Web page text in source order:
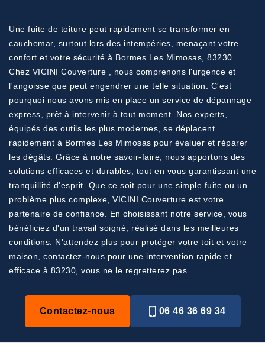
Une fuite de toiture peut rapidement se transformer en
cauchemar, surtout lors des intempéries, menaçant votre
confort et votre sécurité à Bormes Les Mimosas, 83230.
Chez VICINI Couverture , nous comprenons l'urgence et
l'angoisse que peut engendrer une telle situation. C'est
pourquoi nous avons mis en place un service de dépannage
express, prêt à intervenir à tout moment. Nos experts,
équipés des outils les plus modernes, se déplacent
rapidement à Bormes Les Mimosas pour évaluer et réparer
les dégâts. Grâce à notre savoir-faire, nous apportons des
solutions efficaces et durables, tout en vous garantissant une
tranquillité d'esprit. Que ce soit pour une simple fuite ou un
problème plus complexe, VICINI Couverture est votre
partenaire de confiance. En choisissant notre service, vous
bénéficiez d'un travail soigné, réalisé dans les meilleures
conditions. N'attendez plus pour protéger votre toit et votre
maison, contactez-nous pour une intervention rapide et
efficace à 83230, vous ne le regretterez pas.
Contactez-nous 06 46 36 69 34